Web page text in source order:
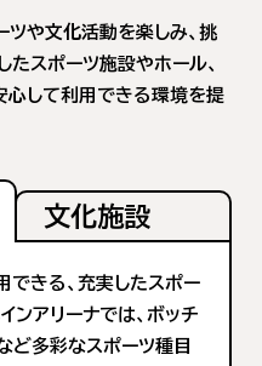
ツや文化活動を楽しみ、挑
スポーツ施設やホール、
心して利用できる環境を提
文化施設
できる、充実したスポー
ンアリーナでは、ボッチ
ど多彩なスポーツ種目